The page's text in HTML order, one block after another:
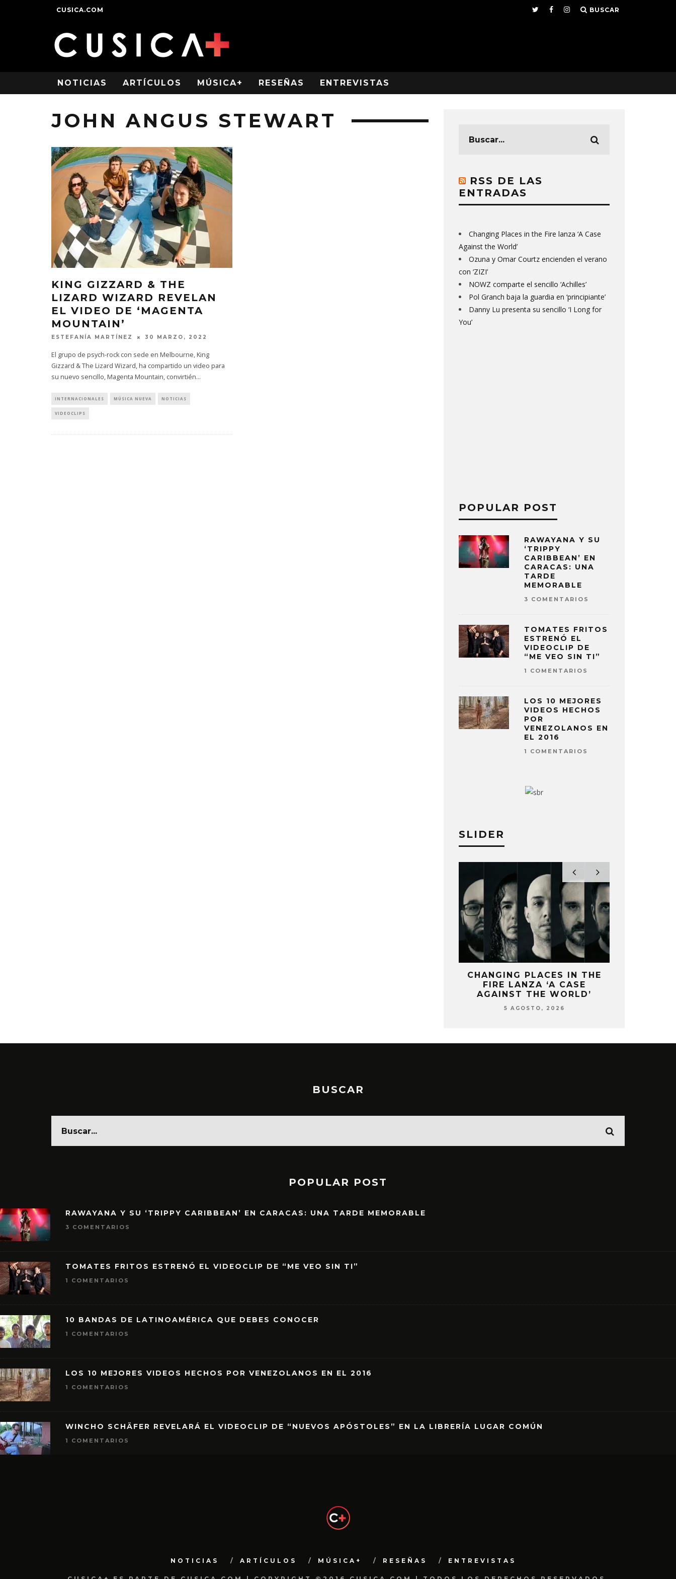
CUSICA.COM BUSCAR
NOTICIAS ARTÍCULOS MÚSICA+ RESEÑAS ENTREVISTAS
JOHN ANGUS STEWART
KING GIZZARD & THE
LIZARD WIZARD REVELAN
EL VIDEO DE ‘MAGENTA
MOUNTAIN’
ESTEFANÍA MARTÍNEZ 30 MARZO, 2022
El grupo de psych-rock con sede en Melbourne, King
Gizzard & The Lizard Wizard, ha compartido un video para
su nuevo sencillo, Magenta Mountain, convirtién...
INTERNACIONALES MÚSICA NUEVA NOTICIAS
VIDEOCLIPS
RSS DE LAS
ENTRADAS
Changing Places in the Fire lanza ‘A Case
Against the World’
Ozuna y Omar Courtz encienden el verano
con ‘ZIZI’
NOWZ comparte el sencillo ‘Achilles’
Pol Granch baja la guardia en ‘principiante’
Danny Lu presenta su sencillo ‘I Long for
You’
POPULAR POST
RAWAYANA Y SU
‘TRIPPY
CARIBBEAN’ EN
CARACAS: UNA
TARDE
MEMORABLE
3 COMENTARIOS
TOMATES FRITOS
ESTRENÓ EL
VIDEOCLIP DE
“ME VEO SIN TI”
1 COMENTARIOS
LOS 10 MEJORES
VIDEOS HECHOS
POR
VENEZOLANOS EN
EL 2016
1 COMENTARIOS
SLIDER
CHANGING PLACES IN THE
FIRE LANZA ‘A CASE
AGAINST THE WORLD’
5 AGOSTO, 2026
BUSCAR
POPULAR POST
RAWAYANA Y SU ‘TRIPPY CARIBBEAN’ EN CARACAS: UNA TARDE MEMORABLE
3 COMENTARIOS
TOMATES FRITOS ESTRENÓ EL VIDEOCLIP DE “ME VEO SIN TI”
1 COMENTARIOS
10 BANDAS DE LATINOAMÉRICA QUE DEBES CONOCER
1 COMENTARIOS
LOS 10 MEJORES VIDEOS HECHOS POR VENEZOLANOS EN EL 2016
1 COMENTARIOS
WINCHO SCHÄFER REVELARÁ EL VIDEOCLIP DE “NUEVOS APÓSTOLES” EN LA LIBRERÍA LUGAR COMÚN
1 COMENTARIOS
NOTICIAS ARTÍCULOS MÚSICA+ RESEÑAS ENTREVISTAS